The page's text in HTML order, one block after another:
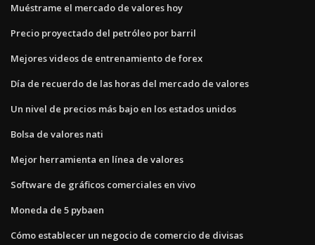
Muéstrame el mercado de valores hoy
Precio proyectado del petróleo por barril
Mejores videos de entrenamiento de forex
Día de recuerdo de las horas del mercado de valores
Un nivel de precios más bajo en los estados unidos
Bolsa de valores nati
Mejor herramienta en línea de valores
Software de gráficos comerciales en vivo
Moneda de 5 pybaen
Cómo establecer un negocio de comercio de divisas